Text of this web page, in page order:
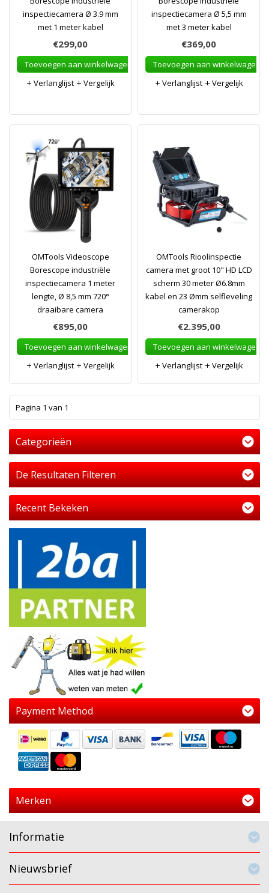
inspectiecamera Ø 3.9 mm
met 1 meter kabel
€299,00
Toevoegen aan winkelwagen
Verlanglijst
Vergelijk
inspectiecamera Ø 5,5 mm
met 3 meter kabel
€369,00
Toevoegen aan winkelwagen
Verlanglijst
Vergelijk
OMTools Videoscope
Borescope industriële
inspectiecamera 1 meter
lengte, Ø 8,5 mm 720°
draaibare camera
€895,00
Toevoegen aan winkelwagen
Verlanglijst
Vergelijk
OMTools Rioolinspectie
camera met groot 10" HD LCD
scherm 30 meter Ø6.8mm
kabel en 23 Ømm selfleveling
camerakop
€2.395,00
Toevoegen aan winkelwagen
Verlanglijst
Vergelijk
Pagina 1 van 1
Categorieën
De Resultaten Filteren
Recent Bekeken
Payment Method
Merken
Informatie
Nieuwsbrief